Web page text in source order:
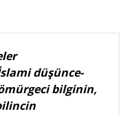
düşünce-
bilginin,